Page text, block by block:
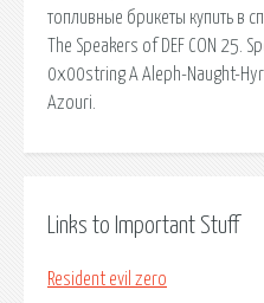
топливные брикеты купить в
The Speakers of DEF CON 25.
0x00string A Aleph-Naught-
Azouri.
Links to Important Stuff
Resident evil zero